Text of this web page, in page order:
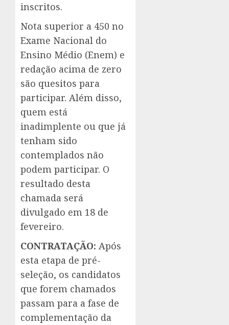
inscritos.
Nota superior a 450 no
Exame Nacional do
Ensino Médio (Enem) e
redação acima de zero
são quesitos para
participar. Além disso,
quem está
inadimplente ou que já
tenham sido
contemplados não
podem participar. O
resultado desta
chamada será
divulgado em 18 de
fevereiro.
CONTRATAÇÃO: Após
esta etapa de pré-
seleção, os candidatos
que forem chamados
passam para a fase de
complementação da